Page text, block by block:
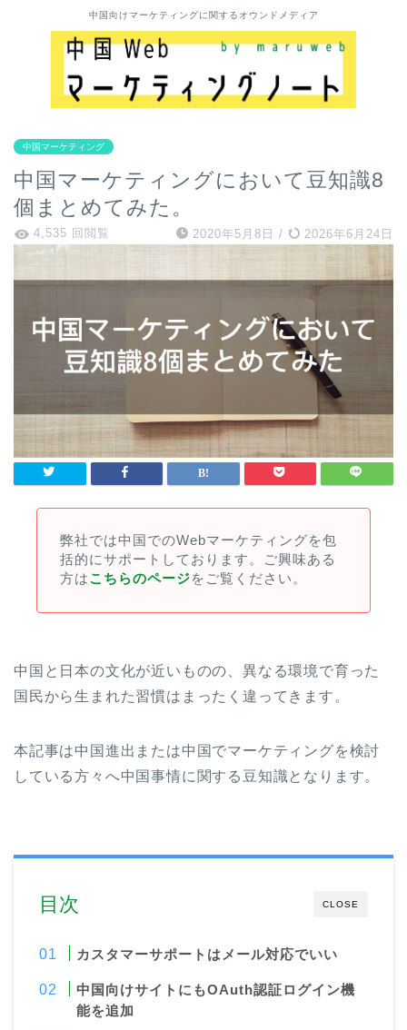
中国向けマーケティングに関するオウンドメディア
中国マーケティング
中国マーケティングにおいて豆知識8
個まとめてみた。
4,535 回閲覧 2020年5月8日 / 2026年6月24日
弊社では中国でのWebマーケティングを包
括的にサポートしております。ご興味ある
方はこちらのページをご覧ください。
中国と日本の文化が近いものの、異なる環境で育った
国民から生まれた習慣はまったく違ってきます。
本記事は中国進出または中国でマーケティングを検討
している方々へ中国事情に関する豆知識となります。
CLOSE
目次
カスタマーサポートはメール対応でいい
中国向けサイトにもOAuth認証ログイン機
能を追加